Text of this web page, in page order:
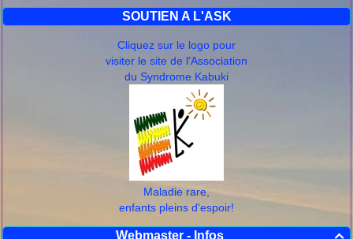
SOUTIEN A L'ASK
Cliquez sur le logo pour
visiter le site de l'Association
du Syndrome Kabuki
Maladie rare,
enfants pleins d'espoir!

Webmaster - Infos